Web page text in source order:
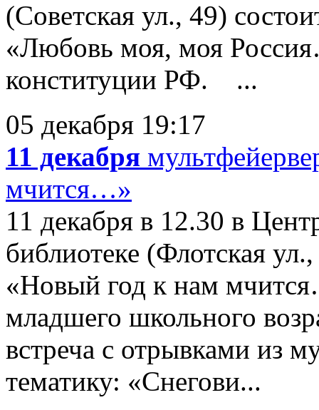
(Советская ул., 49)
«Любовь моя, моя
конституции РФ. ...
05 декабря 19:17
11 декабря
мчится…»
11 декабря в 12.30 в
библиотеке (Флотская
«Новый год к нам
младшего школьного
встреча с отрывками из
тематику: «Снегови...